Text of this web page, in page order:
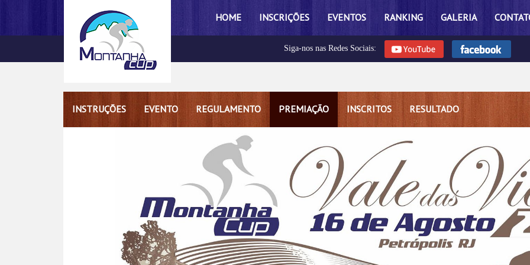
HOME INSCRIÇÕES EVENTOS RANKING GALERIA
Siga-nos nas Redes Sociais:
INSTRUÇÕES EVENTO REGULAMENTO PREMIAÇÃO INSCRITOS RESULTADO